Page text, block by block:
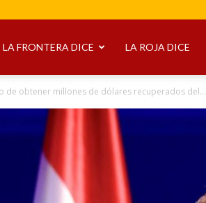
LA FRONTERA DICE LA ROJA DICE
de obtener millones de dólares recuperados del...